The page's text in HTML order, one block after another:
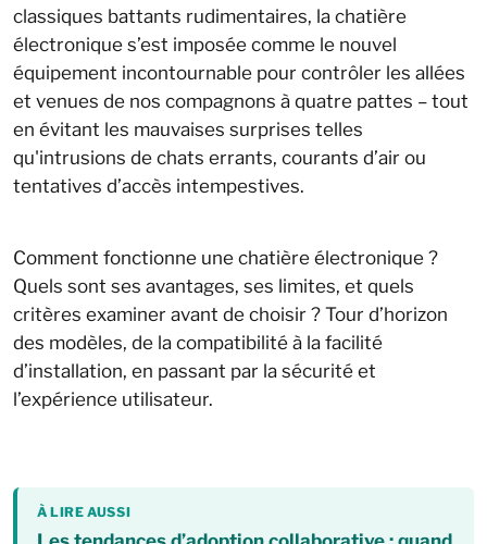
classiques battants rudimentaires, la chatière
électronique s’est imposée comme le nouvel
équipement incontournable pour contrôler les allées
et venues de nos compagnons à quatre pattes – tout
en évitant les mauvaises surprises telles
qu'intrusions de chats errants, courants d’air ou
tentatives d’accès intempestives.
Comment fonctionne une chatière électronique ?
Quels sont ses avantages, ses limites, et quels
critères examiner avant de choisir ? Tour d’horizon
des modèles, de la compatibilité à la facilité
d’installation, en passant par la sécurité et
l’expérience utilisateur.
À LIRE AUSSI